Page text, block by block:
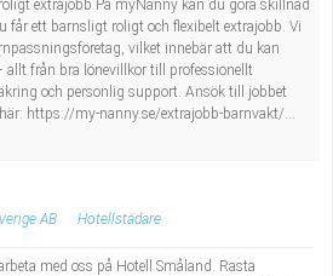
extrajobb På myNanny kan du göra skillnad
ett barnsligt roligt och flexibelt extrajobb. Vi
vilket innebär att du kan
allt från bra lönevillkor till professionellt
och personlig support. Ansök till jobbet
https://my-nanny.se/extrajobb-barnvakt/...
AB Hotellstädare
med oss på Hotell Småland. Rasta